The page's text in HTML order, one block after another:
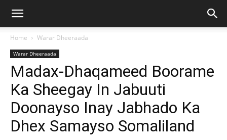
Home Warar Dheeraada
Warar Dheeraada
Madax-Dhaqameed Boorame
Ka Sheegay In Jabuuti
Doonayso Inay Jabhado Ka
Dhex Samayso Somaliland